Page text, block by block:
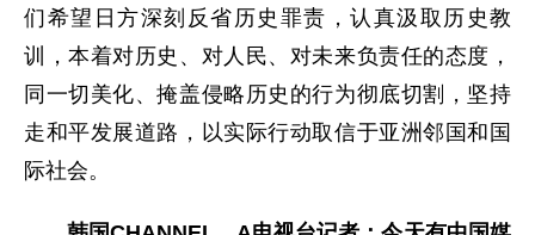
们希望日方深刻反省历史罪责，认真汲取历史教
训，本着对历史、对人民、对未来负责任的态度，
同一切美化、掩盖侵略历史的行为彻底切割，坚持
走和平发展道路，以实际行动取信于亚洲邻国和国
际社会。